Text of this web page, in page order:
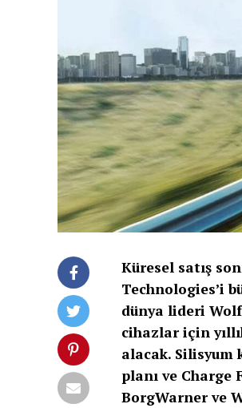
Küresel satış
Technologies’i
dünya lideri
cihazlar için
alacak. Silisyum
planı ve Charge
BorgWarner ve